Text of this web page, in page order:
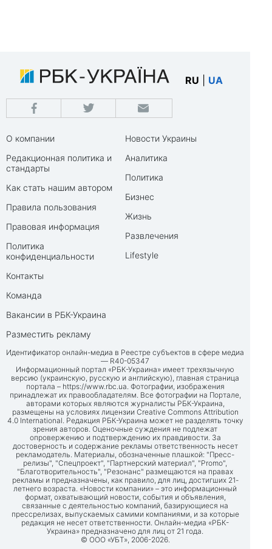
RU UA
О компании
Редакционная политика и
стандарты
Как стать нашим автором
Правила пользования
Правовая информация
Политика
конфиденциальности
Контакты
Команда
Вакансии в РБК-Украина
Разместить рекламу
Новости Украины
Аналитика
Политика
Бизнес
Жизнь
Развлечения
Lifestyle
Идентификатор онлайн-медиа в Реестре субъектов в сфере медиа
— R40-05347
Информационный портал «РБК-Украина» имеет трехязычную
версию (украинскую, русскую и английскую), главная страница
портала – https://www.rbc.ua. Фотографии, изображения
принадлежат их правообладателям. Все фотографии на Портале,
авторами которых являются журналисты РБК-Украина,
размещены на условиях лицензии Creative Commons Attribution
4.0 International. Редакция РБК-Украина может не разделять точку
зрения авторов. Оценочные суждения не подлежат
опровержению и подтверждению их правдивости. За
достоверность и содержание рекламы ответственность несет
рекламодатель. Материалы, обозначенные плашкой: "Пресс-
релизы", "Спецпроект", "Партнерский материал", "Promo",
"Благотворительность", "Резонанс" размещаются на правах
рекламы и предназначены, как правило, для лиц, достигших 21-
летнего возраста. «Новости компании» – это информационный
формат, охватывающий новости, события и объявления,
связанные с деятельностью компаний, базирующиеся на
прессрелизах, выпускаемых самими компаниями, и за которые
редакция не несет ответственности. Онлайн-медиа «РБК-
Украина» предназначено для лиц от 21 года.
© ООО «УБТ», 2006-2026.